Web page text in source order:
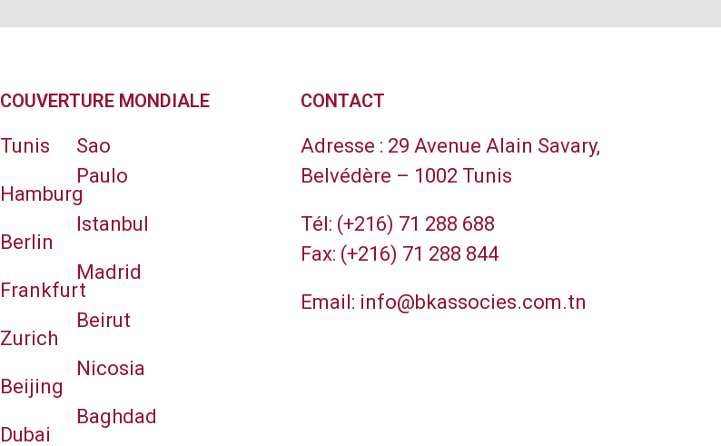
COUVERTURE MONDIALE
Tunis
Hamburg
Berlin
Frankfurt
Zurich
Beijing
Dubai
Sao
Paulo
Istanbul
Madrid
Beirut
Nicosia
Baghdad
CONTACT
Adresse : 29 Avenue Alain Savary,
Belvédère – 1002 Tunis
Tél: (+216) 71 288 688
Fax: (+216) 71 288 844
Email: info@bkassocies.com.tn